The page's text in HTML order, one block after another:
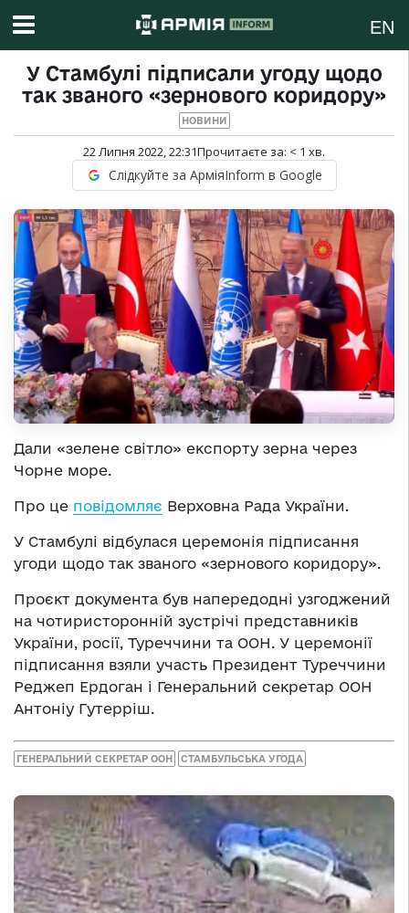
EN
У Стамбулі підписали угоду щодо
так званого «зернового коридору»
НОВИНИ
22 Липня 2022, 22:31Прочитаєте за: < 1 хв.
Слідкуйте за АрміяInform в Google
Дали «зелене світло» експорту зерна через
Чорне море.
Про це повідомляє Верховна Рада України.
У Стамбулі відбулася церемонія підписання
угоди щодо так званого «зернового коридору».
Проєкт документа був напередодні узгоджений
на чотиристоронній зустрічі представників
України, росії, Туреччини та ООН. У церемонії
підписання взяли участь Президент Туреччини
Реджеп Ердоган і Генеральний секретар ООН
Антоніу Гутерріш.
ГЕНЕРАЛЬНИЙ СЕКРЕТАР ООН СТАМБУЛЬСЬКА УГОДА